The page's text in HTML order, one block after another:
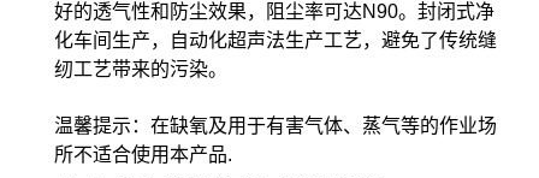
好的透气性和防尘效果，阻尘率可达N90。封闭式净
化车间生产，自动化超声法生产工艺，避免了传统缝
纫工艺带来的污染。
温馨提示：在缺氧及用于有害气体、蒸气等的作业场
所不适合使用本产品.